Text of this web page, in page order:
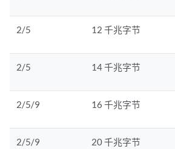
2/5 12 千兆字节
2/5 14 千兆字节
2/5/9 16 千兆字节
2/5/9 20 千兆字节